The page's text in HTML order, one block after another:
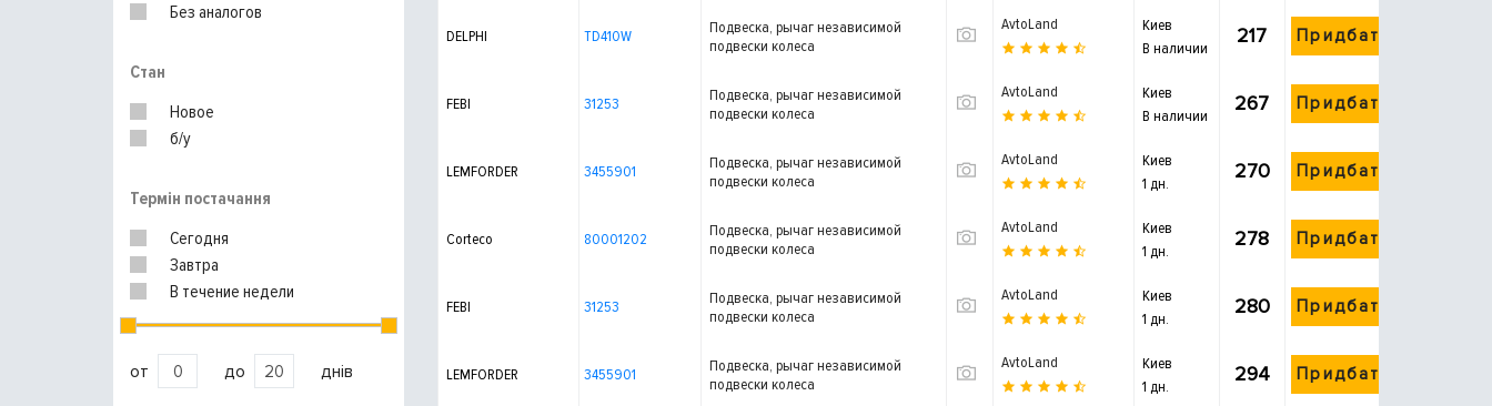
Без аналогов
Стан
Новое
б/у
Термін постачання
Сегодня
Завтра
В течение недели
от до днів
DELPHI TD410W
Подвеска, рычаг независимой
подвески колеса
AvtoLand
Киев
В наличии
217 Придбати
FEBI 31253
Подвеска, рычаг независимой
подвески колеса
AvtoLand
Киев
В наличии
267 Придбати
LEMFORDER 3455901
Подвеска, рычаг независимой
подвески колеса
AvtoLand
Киев
1 дн.
270 Придбати
Corteco 80001202
Подвеска, рычаг независимой
подвески колеса
AvtoLand
Киев
1 дн.
278 Придбати
FEBI 31253
Подвеска, рычаг независимой
подвески колеса
AvtoLand
Киев
1 дн.
280 Придбати
LEMFORDER 3455901
Подвеска, рычаг независимой
подвески колеса
AvtoLand
Киев
1 дн.
294 Придбати